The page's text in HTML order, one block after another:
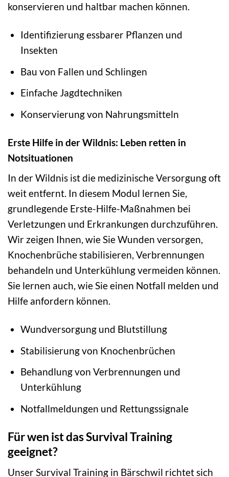
konservieren und haltbar machen können.
Identifizierung essbarer Pflanzen und
Insekten
Bau von Fallen und Schlingen
Einfache Jagdtechniken
Konservierung von Nahrungsmitteln
Erste Hilfe in der Wildnis: Leben retten in
Notsituationen
In der Wildnis ist die medizinische Versorgung oft
weit entfernt. In diesem Modul lernen Sie,
grundlegende Erste-Hilfe-Maßnahmen bei
Verletzungen und Erkrankungen durchzuführen.
Wir zeigen Ihnen, wie Sie Wunden versorgen,
Knochenbrüche stabilisieren, Verbrennungen
behandeln und Unterkühlung vermeiden können.
Sie lernen auch, wie Sie einen Notfall melden und
Hilfe anfordern können.
Wundversorgung und Blutstillung
Stabilisierung von Knochenbrüchen
Behandlung von Verbrennungen und
Unterkühlung
Notfallmeldungen und Rettungssignale
Für wen ist das Survival Training
geeignet?
Unser Survival Training in Bärschwil richtet sich